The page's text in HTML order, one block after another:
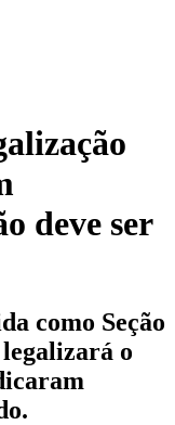
deve ser
como Seção
o